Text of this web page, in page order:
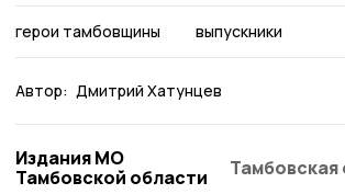
герои тамбовщины выпускники
Автор: Дмитрий Хатунцев
Издания МО
Тамбовской области
Тамбовская